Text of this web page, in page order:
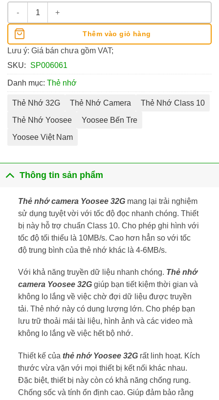
Thẻ Nhớ Camera Giá Rẻ Yoosee 32G số lượng
Thêm vào giỏ hàng
Lưu ý: Giá bán chưa gồm VAT;
SKU:
SP006061
Danh mục: Thẻ nhớ
Thẻ Nhớ 32G Thẻ Nhớ Camera Thẻ Nhớ Class 10
Thẻ Nhớ Yoosee Yoosee Bến Tre
Yoosee Việt Nam
Thông tin sản phẩm
Thẻ nhớ camera Yoosee 32Gmang lại trải nghiệm
sử dụng tuyệt vời với tốc độ đọc nhanh chóng. Thiết
bị này hỗ trợ chuẩn Class 10. Cho phép ghi hình với
tốc độ tối thiểu là 10MB/s. Cao hơn hẳn so với tốc
độ trung bình của thẻ nhớ khác là 4-6MB/s.
Với khả năng truyền dữ liệu nhanh chóng. Thẻ nhớ
camera Yoosee 32Ggiúp bạn tiết kiệm thời gian và
không lo lắng về việc chờ đợi dữ liệu được truyền
tải. Thẻ nhớ này có dung lượng lớn. Cho phép bạn
lưu trữ thoải mái tài liệu, hình ảnh và các video mà
không lo lắng về việc hết bộ nhớ.
Thiết kế của thẻ nhớ Yoosee 32Grất linh hoạt. Kích
thước vừa vặn với mọi thiết bị kết nối khác nhau.
Đặc biệt, thiết bị này còn có khả năng chống rung.
Chống sốc và tính ổn định cao. Giúp đảm bảo rằng